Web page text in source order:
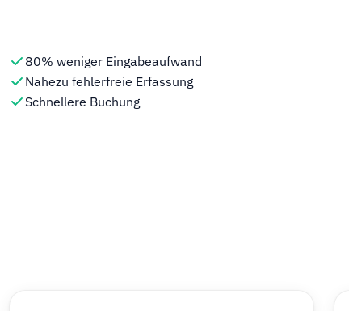
80% weniger Eingabeaufwand
Nahezu fehlerfreie Erfassung
Schnellere Buchung